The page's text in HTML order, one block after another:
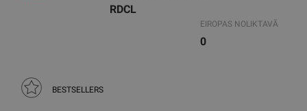
RDCL
EIROPAS NOLIKTAVĀ
0
BESTSELLERS